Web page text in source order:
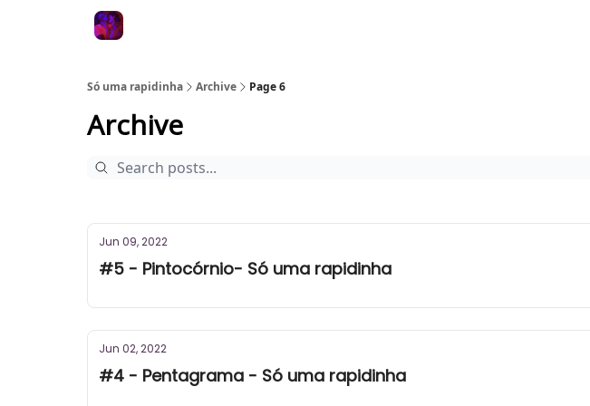
Só uma rapidinha Archive Page 6
Archive
Jun 09, 2022
#5 - Pintocórnio- Só uma rapidinha
Jun 02, 2022
#4 - Pentagrama - Só uma rapidinha